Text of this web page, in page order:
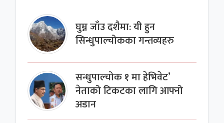
घुम्न जाँउ दशैमा: यी हुन
सिन्धुपाल्चोकका गन्तव्यहरु
सन्धुपाल्चोक १ मा हेभिवेट’
नेताको टिकटका लागि आफ्नो
अडान